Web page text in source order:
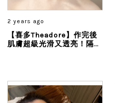
2 years ago
【喜多Theadore】作完後
肌膚超級光滑又透亮！隔天